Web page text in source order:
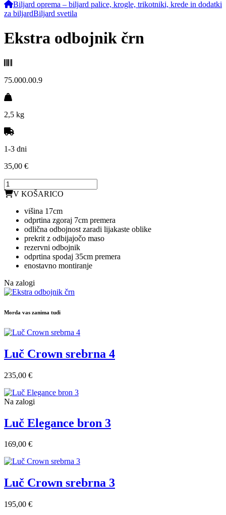
Biljard oprema – biljard palice, krogle, trikotniki, krede in dodatki
za biljardBiljard svetila
Ekstra odbojnik črn
75.000.00.9
2,5 kg
1-3 dni
35,00 €
V KOŠARICO
višina 17cm
odprtina zgoraj 7cm premera
odlična odbojnost zaradi lijakaste oblike
prekrit z odbijajočo maso
rezervni odbojnik
odprtina spodaj 35cm premera
enostavno montiranje
Na zalogi
Morda vas zanima tudi
Luč Crown srebrna 4
235,00 €
Na zalogi
Luč Elegance bron 3
169,00 €
Luč Crown srebrna 3
195,00 €